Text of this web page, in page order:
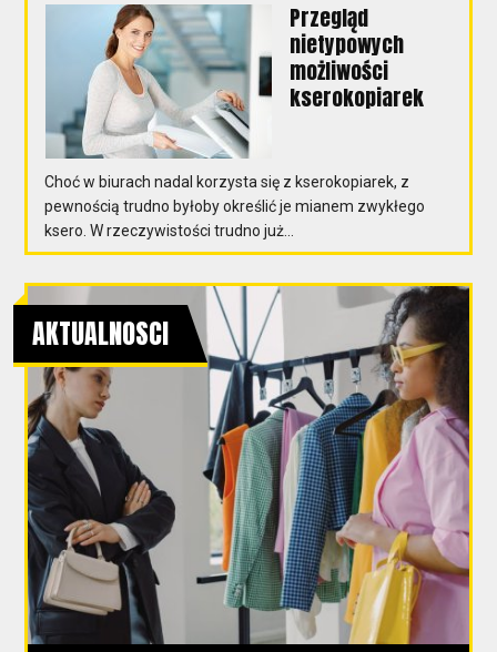
Przegląd
nietypowych
możliwości
kserokopiarek
Choć w biurach nadal korzysta się z kserokopiarek, z
pewnością trudno byłoby określić je mianem zwykłego
ksero. W rzeczywistości trudno już...
AKTUALNOSCI